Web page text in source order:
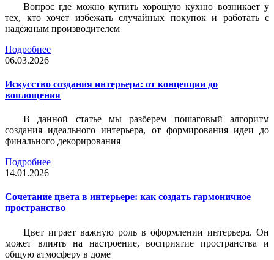
Вопрос где можно купить хорошую кухню возникает у
тех, кто хочет избежать случайных покупок и работать с
надёжным производителем
Подробнее
06.03.2026
Искусство создания интерьера: от концепции до
воплощения
В данной статье мы разберем пошаговый алгоритм
создания идеального интерьера, от формирования идеи до
финального декорирования
Подробнее
14.01.2026
Сочетание цвета в интерьере: как создать гармоничное
пространство
Цвет играет важную роль в оформлении интерьера. Он
может влиять на настроение, восприятие пространства и
общую атмосферу в доме